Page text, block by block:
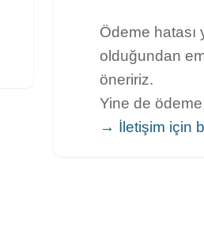
Ödeme hatası
olduğundan
öneririz.
Yine de
→ İletişim için